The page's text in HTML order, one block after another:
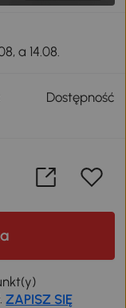
a 14.08.
Dostępność
ZAPISZ SIĘ